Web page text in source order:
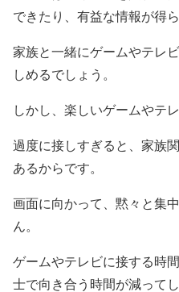
できたり、有益な情報が得
家族と一緒にゲームやテレ
しめるでしょう。
しかし、楽しいゲームやテ
過度に接しすぎると、家族
あるからです。
画面に向かって、黙々と集
ん。
ゲームやテレビに接する時
士で向き合う時間が減ってし